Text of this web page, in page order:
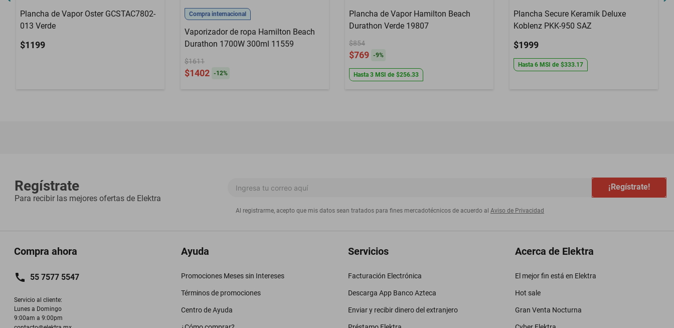
Plancha de Vapor Oster GCSTAC7802-
013 Verde
$1199
Compra internacional
Vaporizador de ropa Hamilton Beach
Durathon 1700W 300ml 11559
$1611
$1402 -12%
Plancha de Vapor Hamilton Beach
Durathon Verde 19807
$854
$769 -9%
Hasta 3 MSI de $256.33
Plancha Secure Keramik Deluxe
Koblenz PKK-950 SAZ
$1999
Hasta 6 MSI de $333.17
Regístrate
Para recibir las mejores ofertas de Elektra
¡Regístrate!
Al registrarme, acepto que mis datos sean tratados para fines mercadotécnicos de acuerdo al Aviso de Privacidad
Compra ahora
55 7577 5547
Servicio al cliente:
Lunes a Domingo
9:00am a 9:00pm
Ayuda
Promociones Meses sin Intereses
Términos de promociones
Centro de Ayuda
Servicios
Facturación Electrónica
Descarga App Banco Azteca
Enviar y recibir dinero del extranjero
Acerca de Elektra
El mejor fin está en Elektra
Hot sale
Gran Venta Nocturna